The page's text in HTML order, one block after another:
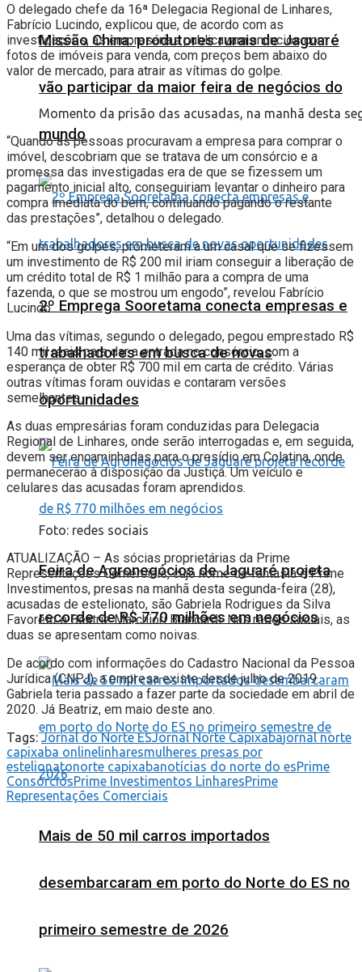
Missão China: produtores rurais de Jaguaré
vão participar da maior feira de negócios do
mundo
2º Emprega Sooretama conecta empresas e
trabalhadores em busca de novas
oportunidades
Feira de Agronegócios de Jaguaré projeta
recorde de R$ 770 milhões em negócios
Mais de 50 mil carros importados
desembarcaram em porto do Norte do ES no
primeiro semestre de 2026
O delegado chefe da 16ª Delegacia Regional de Linhares,
Fabrício Lucindo, explicou que, de acordo com as
investigações, as empresárias publicavam anuncios com
fotos de imóveis para venda, com preços bem abaixo do
valor de mercado, para atrair as vítimas do golpe.
Momento da prisão das acusadas, na manhã desta
“Quando as pessoas procuravam a empresa para comprar o
imóvel, descobriam que se tratava de um consórcio e a
promessa das investigadas era de que se fizessem um
pagamento inicial alto, conseguiriam levantar o dinheiro para
compra imediata do bem, continuando pagando o restante
das prestações”, detalhou o delegado.
“Em um dos golpes, prometeram a um casal que se fizessem
um investimento de R$ 200 mil iriam conseguir a liberação de
um crédito total de R$ 1 milhão para a compra de uma
fazenda, o que se mostrou um engodo”, revelou Fabrício
Lucindo.
Uma das vítimas, segundo o delegado, pegou emprestado R$
140 mil reais para dar a entrada no consórcio, com a
esperança de obter R$ 700 mil em carta de crédito. Várias
outras vítimas foram ouvidas e contaram versões
semelhantes.
As duas empresárias foram conduzidas para Delegacia
Regional de Linhares, onde serão interrogadas e, em seguida,
devem ser encaminhadas para o presídio em Colatina, onde
permanecerão à disposição da Justiça. Um veículo e
celulares das acusadas foram aprendidos.
Foto: redes sociais
ATUALIZAÇÃO – As sócias proprietárias da Prime
Representações Comerciais, cujo nome de fantasia é Prime
Investimentos, presas na manhã desta segunda-feira (28),
acusadas de estelionato, são Gabriela Rodrigues da Silva
Favoreto e Beatriz Marchiori Biancardi. Nas redes sociais, as
duas se apresentam como noivas.
De acordo com informações do Cadastro Nacional da Pessoa
Jurídica (CNPJ), a empresa existe desde julho de 2019.
Gabriela teria passado a fazer parte da sociedade em abril de
2020. Já Beatriz, em maio deste ano.
Tags: Jornal do Norte ESJornal Norte Capixabajornal norte
capixaba onlinelinharesmulheres presas por
estelionatonorte capixabanotícias do norte do esPrime
ConsórciosPrime Investimentos LinharesPrime
Representações Comerciais